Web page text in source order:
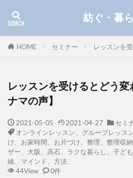
紡ぐ・暮
HOME セミナー レッスンを
レッスンを受けるとどう
ナマの声】
2021-05-05 2021-04-27
セミ
オンラインレッスン、グループレッス
け、お家時間、お片づけ、整理、整理収
ザー、大阪、高石、ラクな暮らし、子ど
緒、マインド、方法、
44View
0件